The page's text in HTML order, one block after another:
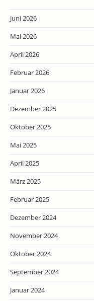
Juni 2026
Mai 2026
April 2026
Februar 2026
Januar 2026
Dezember 2025
Oktober 2025
Mai 2025
April 2025
März 2025
Februar 2025
Dezember 2024
November 2024
Oktober 2024
September 2024
Januar 2024